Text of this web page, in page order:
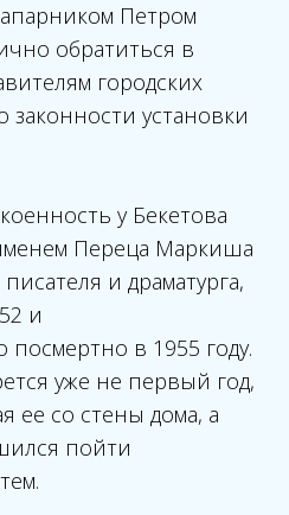
Петром
обратиться в
городских
законности установки
у Бекетова
Переца Маркиша
и драматурга,
и
в 1955 году.
уже не первый год,
ее со стены дома, а
пойти